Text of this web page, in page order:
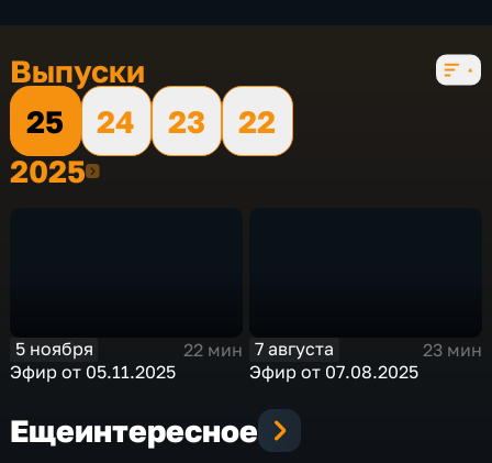
4 сезона, 570 выпусков
Выпуски
25
24 23
22
20252025
5 ноября
22 мин
Эфир от 05.11.2025
7 августа
23 мин
Эфир от 07.08.2025
Ещеинтересное